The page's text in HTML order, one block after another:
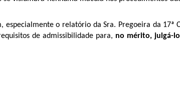
especialmente o relatório da Sra. Pregoeira da 17ª
de admissibilidade para, no mérito, julgá-